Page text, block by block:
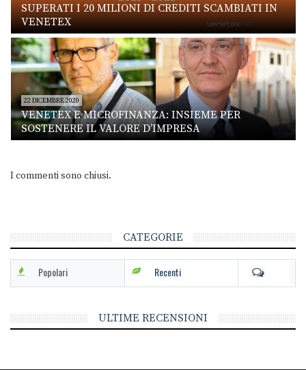
SUPERATI I 20 MILIONI DI CREDITI SCAMBIATI IN
VENETEX
22 DICEMBRE 2020
VENETEX E MICROFINANZA: INSIEME PER
SOSTENERE IL VALORE D’IMPRESA
I commenti sono chiusi.
CATEGORIE
Popolari Recenti
ULTIME RECENSIONI